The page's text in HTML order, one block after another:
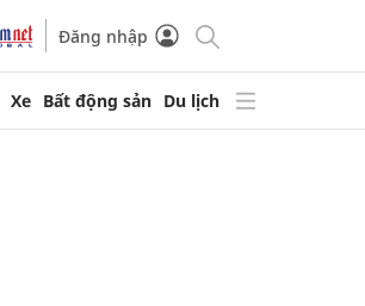
Đăng nhập
Xe Bất động sản Du lịch